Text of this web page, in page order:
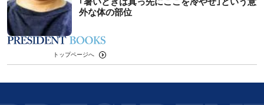
外な体の部位
トップページへ